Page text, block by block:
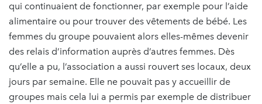
qui continuaient de fonctionner, par exemple pour l’aide
alimentaire ou pour trouver des vêtements de bébé. Les
femmes du groupe pouvaient alors elles-mêmes devenir
des relais d’information auprès d’autres femmes. Dès
qu’elle a pu, l’association a aussi rouvert ses locaux, deux
jours par semaine. Elle ne pouvait pas y accueillir de
groupes mais cela lui a permis par exemple de distribuer